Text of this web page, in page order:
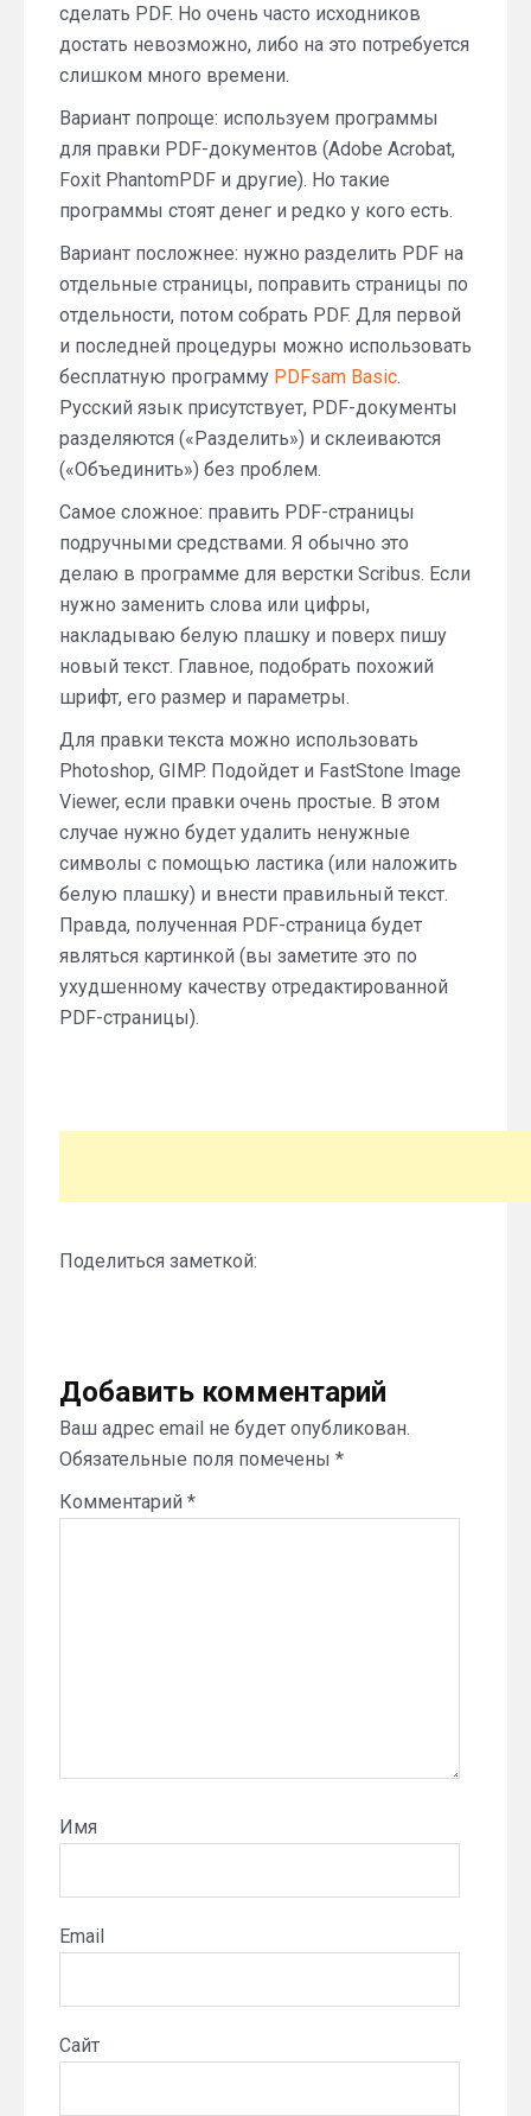
сделать PDF. Но очень часто исходников
достать невозможно, либо на это потребуется
слишком много времени.
Вариант попроще: используем программы
для правки PDF-документов (Adobe Acrobat,
Foxit PhantomPDF и другие). Но такие
программы стоят денег и редко у кого есть.
Вариант посложнее: нужно разделить PDF на
отдельные страницы, поправить страницы по
отдельности, потом собрать PDF. Для первой
и последней процедуры можно использовать
бесплатную программу PDFsam Basic.
Русский язык присутствует, PDF-документы
разделяются («Разделить») и склеиваются
(«Объединить») без проблем.
Самое сложное: править PDF-страницы
подручными средствами. Я обычно это
делаю в программе для верстки Scribus. Если
нужно заменить слова или цифры,
накладываю белую плашку и поверх пишу
новый текст. Главное, подобрать похожий
шрифт, его размер и параметры.
Для правки текста можно использовать
Photoshop, GIMP. Подойдет и FastStone Image
Viewer, если правки очень простые. В этом
случае нужно будет удалить ненужные
символы с помощью ластика (или наложить
белую плашку) и внести правильный текст.
Правда, полученная PDF-страница будет
являться картинкой (вы заметите это по
ухудшенному качеству отредактированной
PDF-страницы).
Поделиться заметкой:
Добавить комментарий
Ваш адрес email не будет опубликован.
Обязательные поля помечены *
Комментарий *
Имя
Email
Сайт